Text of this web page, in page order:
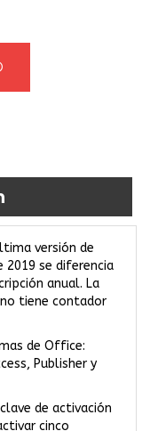
versión de
2019 se diferencia
anual. La
tiene contador
de Office:
Publisher y
de activación
cinco